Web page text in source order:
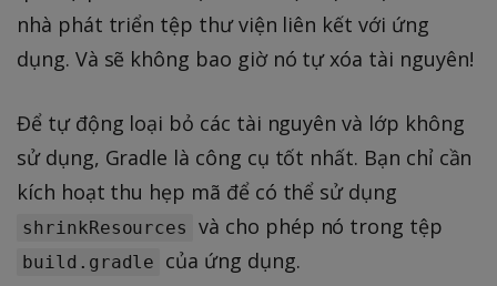
nhà phát triển tệp thư viện liên kết với ứng
dụng. Và sẽ không bao giờ nó tự xóa tài nguyên!
Để tự động loại bỏ các tài nguyên và lớp không
sử dụng, Gradle là công cụ tốt nhất. Bạn chỉ cần
kích hoạt thu hẹp mã để có thể sử dụng
shrinkResources và cho phép nó trong tệp
build.gradle của ứng dụng.